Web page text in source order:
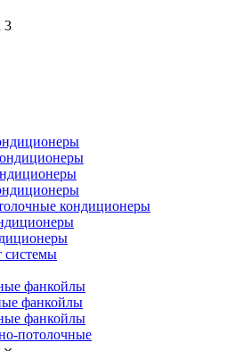
3
кондиционеры
системы
фанкойлы
фанкойлы
фанкойлы
потолочные